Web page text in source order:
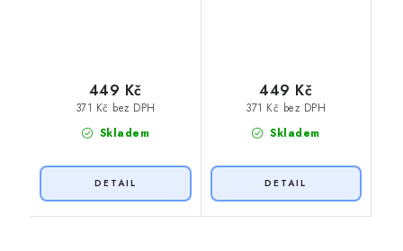
Skladem
371 Kč bez DPH
449 Kč
Skladem
371 Kč bez DPH
449 Kč